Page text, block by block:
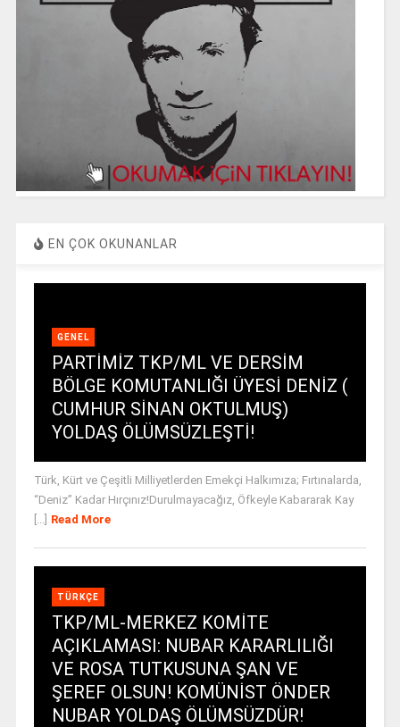
EN ÇOK OKUNANLAR
GENEL
PARTİMİZ TKP/ML VE DERSİM
BÖLGE KOMUTANLIĞI ÜYESİ DENİZ (
CUMHUR SİNAN OKTULMUŞ)
YOLDAŞ ÖLÜMSÜZLEŞTİ!
Türk, Kürt ve Çeşitli Milliyetlerden Emekçi Halkımıza; Fırtınalarda,
“Deniz” Kadar Hırçınız!Durulmayacağız, Öfkeyle Kabararak Kay
Read More
TÜRKÇE
TKP/ML-MERKEZ KOMİTE
AÇIKLAMASI: NUBAR KARARLILIĞI
VE ROSA TUTKUSUNA ŞAN VE
ŞEREF OLSUN! KOMÜNİST ÖNDER
NUBAR YOLDAŞ ÖLÜMSÜZDÜR!